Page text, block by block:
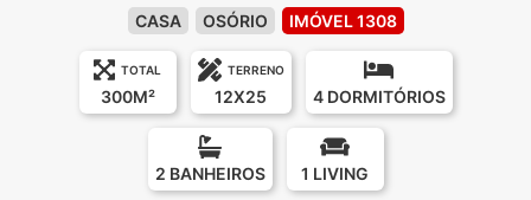
CASA OSÓRIO IMÓVEL 1308
TOTAL
300M²
TERRENO
12X25 4 DORMITÓRIOS
2 BANHEIROS 1 LIVING